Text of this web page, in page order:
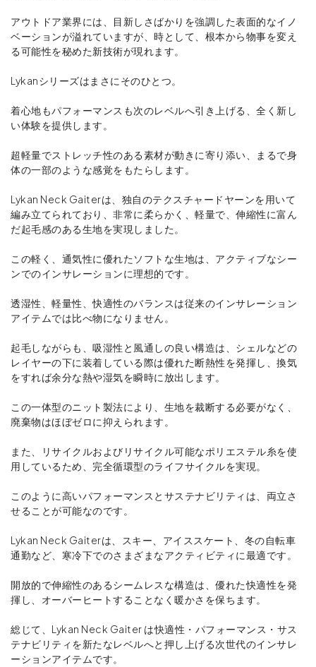
アウトドア業界には、目新しさばかりを強調した表面的なイノ
ベーションが溢れていますが、時として、根本から物事を変え
る可能性を秘めた新技術が現れます。
Lykanシリーズはまさにそのひとつ。
着心地もパフォーマンスも次のレベルへ引き上げる、全く新し
い体験を提供します。
超軽量でストレッチ性のある素材が動きに寄り添い、まるで身
体の一部のような感覚をもたらします。
Lykan Neck Gaiterは、独自のテクスチャードヤーンを用いて
編み立てられており、非常に柔らかく、軽量で、伸縮性に富ん
だ起毛感のある生地を実現しました。
この軽く、通気性に優れたソフトな生地は、アクティブなシー
ンでのインサレーションに理想的です。
透湿性、軽量性、快適性のバランスは従来のインサレーション
アイテムでは比べ物になりません。
起毛しながらも、吸湿性と風通しの良い構造は、シェルなどの
レイヤーの下に装着している際は優れた断熱性を発揮し、換気
をすれば余分な熱や湿気を瞬時に放出します。
この一体型のニット製法により、生地を裁断する必要がなく、
廃棄物はほぼゼロに抑えられます。
また、リサイクルおよびリサイクル可能なポリエステル糸を使
用しているため、完全循環型のライフサイクルを実現。
このように高いパフォーマンスとサステナビリティは、両立さ
せることが可能なのです。
Lykan Neck Gaiterは、スキー、アイススケート、冬の自転車
通勤など、寒冷下でのさまざまなアクティビティに最適です。
開放的で伸縮性のあるシームレスな構造は、優れた快適性を発
揮し、オーバーヒートすることなく暖かさを保ちます。
総じて、Lykan Neck Gaiter は快適性・パフォーマンス・サス
テナビリティを新たなレベルへと押し上げる次世代のインサレ
ーションアイテムです。